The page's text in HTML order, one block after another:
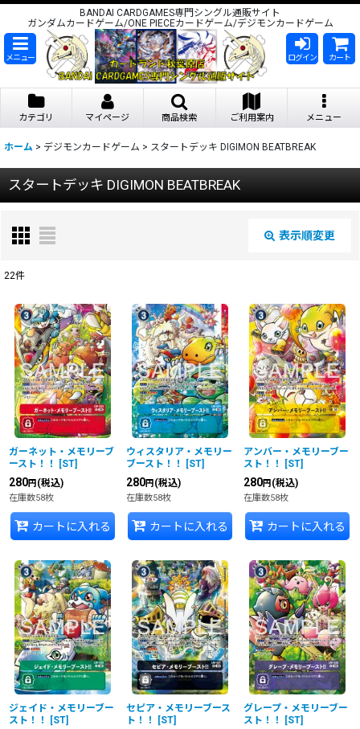
BANDAI CARDGAMES専門シングル通販サイト
ガンダムカードゲーム/ONE PIECEカードゲーム/デジモンカードゲーム
メニュー ログイン カート
カテゴリ マイページ 商品検索 ご利用案内 メニュー
ホーム > デジモンカードゲーム > スタートデッキ DIGIMON BEATBREAK
スタートデッキ DIGIMON BEATBREAK
表示順変更
在庫あり
並び順:
絞り込む
22件
ガーネット・メモリーブ
ースト！！
[ST]
280円 (税込)
在庫数58枚
カートに入れる
ウィスタリア・メモリー
ブースト！！
[ST]
280円 (税込)
在庫数58枚
カートに入れる
アンバー・メモリーブー
スト！！
[ST]
280円 (税込)
在庫数58枚
カートに入れる
ジェイド・メモリーブー
スト！！
[ST]
セピア・メモリーブース
ト！！
[ST]
グレープ・メモリーブー
スト！！
[ST]